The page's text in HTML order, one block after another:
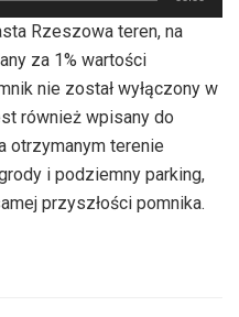
Rzeszowa teren, na
za 1% wartości
nie został wyłączony w
również wpisany do
otrzymanym terenie
i podziemny parking,
przyszłości pomnika.